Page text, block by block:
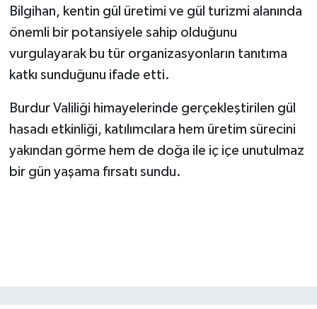
Bilgihan, kentin gül üretimi ve gül turizmi alanında
önemli bir potansiyele sahip olduğunu
vurgulayarak bu tür organizasyonların tanıtıma
katkı sunduğunu ifade etti.
Burdur Valiliği himayelerinde gerçekleştirilen gül
hasadı etkinliği, katılımcılara hem üretim sürecini
yakından görme hem de doğa ile iç içe unutulmaz
bir gün yaşama fırsatı sundu.